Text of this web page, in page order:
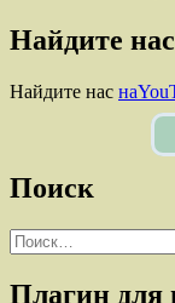
Найдите нас
Найдите нас
Поиск
Найти:
Плагин для